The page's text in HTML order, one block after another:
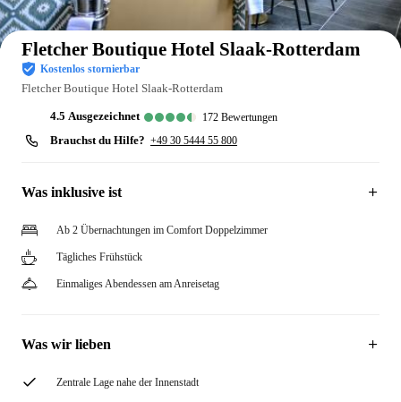
Auf der Karte anzeigen
Fletcher Boutique Hotel Slaak-Rotterdam
Kostenlos stornierbar
Fletcher Boutique Hotel Slaak-Rotterdam
4.5 ausgezeichnet 172 Bewertungen
Brauchst du Hilfe? +49 30 5444 55 800
Was inklusive ist
Ab 2 Übernachtungen im Comfort Doppelzimmer
Tägliches Frühstück
Einmaliges Abendessen am Anreisetag
Was wir lieben
Zentrale Lage nahe der Innenstadt